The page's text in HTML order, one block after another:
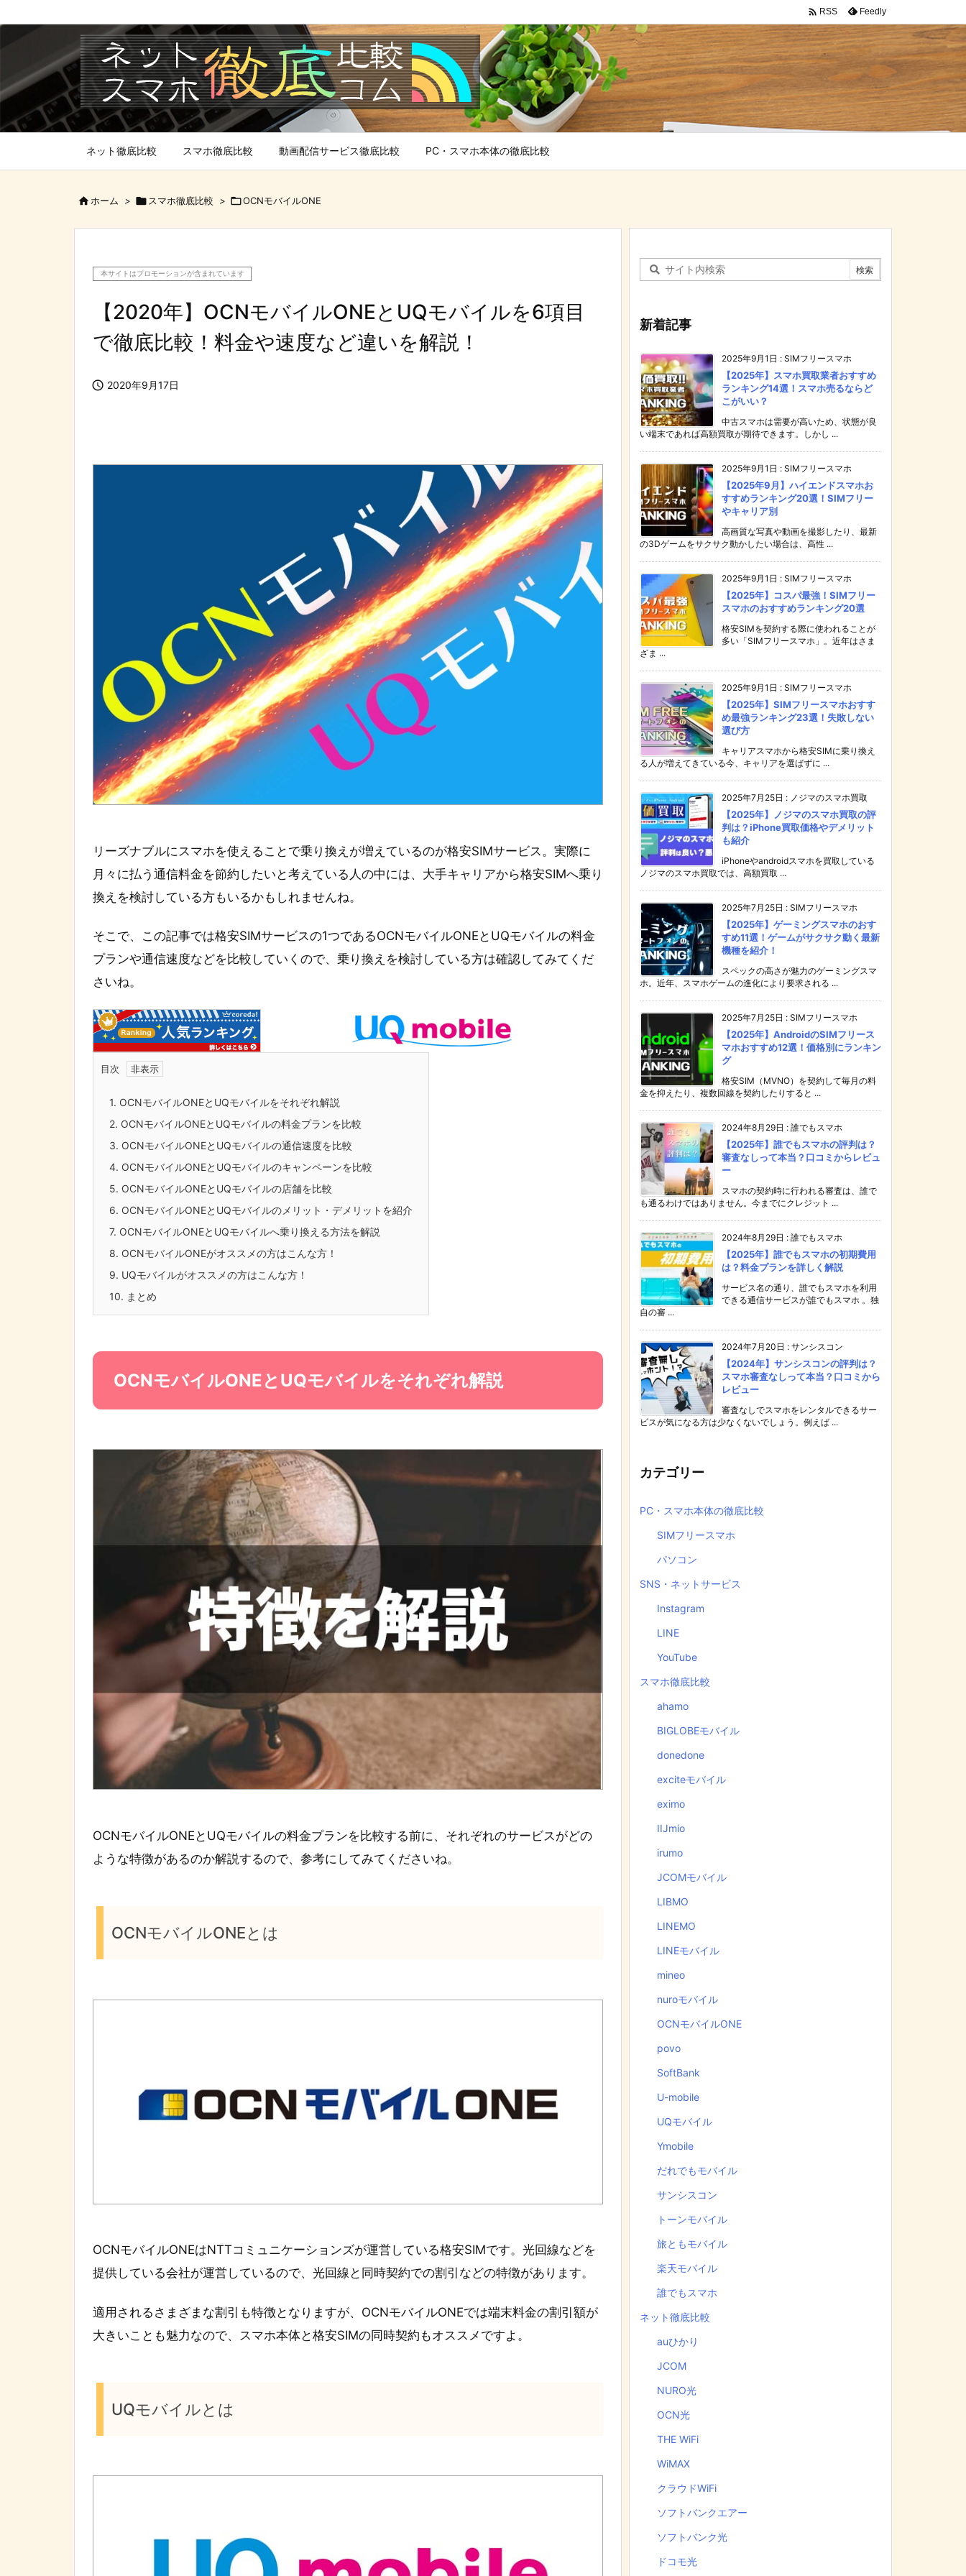
ネット徹底比較 スマホ徹底比較 動画配信サービス徹底比較 PC・スマホ本体の徹底比較
 RSS Feedly
ホーム >  スマホ徹底比較 > OCNモバイルONE
本サイトはプロモーションが含まれています
【2020年】OCNモバイルONEとUQモバイルを6項目
で徹底比較！料金や速度など違いを解説！
 2020年9月17日
リーズナブルにスマホを使えることで乗り換えが増えているのが格安SIMサービス。実際に
月々に払う通信料金を節約したいと考えている人の中には、大手キャリアから格安SIMへ乗り
換えを検討している方もいるかもしれませんね。
そこで、この記事では格安SIMサービスの1つであるOCNモバイルONEとUQモバイルの料金
プランや通信速度などを比較していくので、乗り換えを検討している方は確認してみてくだ
さいね。
目次
1. OCNモバイルONEとUQモバイルをそれぞれ解説
2. OCNモバイルONEとUQモバイルの料金プランを比較
3. OCNモバイルONEとUQモバイルの通信速度を比較
4. OCNモバイルONEとUQモバイルのキャンペーンを比較
5. OCNモバイルONEとUQモバイルの店舗を比較
6. OCNモバイルONEとUQモバイルのメリット・デメリットを紹介
7. OCNモバイルONEとUQモバイルへ乗り換える方法を解説
8. OCNモバイルONEがオススメの方はこんな方！
9. UQモバイルがオススメの方はこんな方！
10. まとめ
OCNモバイルONEとUQモバイルをそれぞれ解説
OCNモバイルONEとUQモバイルの料金プランを比較する前に、それぞれのサービスがどの
ような特徴があるのか解説するので、参考にしてみてくださいね。
OCNモバイルONEとは
OCNモバイルONEはNTTコミュニケーションズが運営している格安SIMです。光回線などを
提供している会社が運営しているので、光回線と同時契約での割引などの特徴があります。
適用されるさまざまな割引も特徴となりますが、OCNモバイルONEでは端末料金の割引額が
大きいことも魅力なので、スマホ本体と格安SIMの同時契約もオススメですよ。
UQモバイルとは
新着記事
2025年9月1日 : SIMフリースマホ
【2025年】スマホ買取業者おすすめ
ランキング14選！スマホ売るならど
こがいい？
中古スマホは需要が高いため、状態が良
い端末であれば高額買取が期待できます。しかし ...
2025年9月1日 : SIMフリースマホ
【2025年9月】ハイエンドスマホお
すすめランキング20選！SIMフリー
やキャリア別
高画質な写真や動画を撮影したり、最新
の3Dゲームをサクサク動かしたい場合は、高性 ...
2025年9月1日 : SIMフリースマホ
【2025年】コスパ最強！SIMフリー
スマホのおすすめランキング20選
格安SIMを契約する際に使われることが
多い「SIMフリースマホ」。近年はさま
ざま ...
2025年9月1日 : SIMフリースマホ
【2025年】SIMフリースマホおすす
め最強ランキング23選！失敗しない
選び方
キャリアスマホから格安SIMに乗り換え
る人が増えてきている今、キャリアを選ばずに ...
2025年7月25日 : ノジマのスマホ買取
【2025年】ノジマのスマホ買取の評
判は？iPhone買取価格やデメリット
も紹介
iPhoneやandroidスマホを買取している
ノジマのスマホ買取では、高額買取 ...
2025年7月25日 : SIMフリースマホ
【2025年】ゲーミングスマホのおす
すめ11選！ゲームがサクサク動く最新
機種を紹介！
スペックの高さが魅力のゲーミングスマ
ホ。近年、スマホゲームの進化により要求される ...
2025年7月25日 : SIMフリースマホ
【2025年】AndroidのSIMフリース
マホおすすめ12選！価格別にランキン
グ
格安SIM（MVNO）を契約して毎月の料
金を抑えたり、複数回線を契約したりすると ...
2024年8月29日 : 誰でもスマホ
【2025年】誰でもスマホの評判は？
審査なしって本当？口コミからレビュ
ー
スマホの契約時に行われる審査は、誰で
も通るわけではありません。今までにクレジット ...
2024年8月29日 : 誰でもスマホ
【2025年】誰でもスマホの初期費用
は？料金プランを詳しく解説
サービス名の通り、誰でもスマホを利用
できる通信サービスが誰でもスマホ 。独
自の審 ...
2024年7月20日 : サンシスコン
【2024年】サンシスコンの評判は？
スマホ審査なしって本当？口コミから
レビュー
審査なしでスマホをレンタルできるサー
ビスが気になる方は少なくないでしょう。例えば ...
カテゴリー
PC・スマホ本体の徹底比較
SIMフリースマホ
パソコン
SNS・ネットサービス
Instagram
LINE
YouTube
スマホ徹底比較
ahamo
BIGLOBEモバイル
donedone
exciteモバイル
eximo
IIJmio
irumo
JCOMモバイル
LIBMO
LINEMO
LINEモバイル
mineo
nuroモバイル
OCNモバイルONE
povo
SoftBank
U-mobile
UQモバイル
Ymobile
だれでもモバイル
サンシスコン
トーンモバイル
旅ともモバイル
楽天モバイル
誰でもスマホ
ネット徹底比較
auひかり
JCOM
NURO光
OCN光
THE WiFi
WiMAX
クラウドWiFi
ソフトバンクエアー
ソフトバンク光
ドコモ光